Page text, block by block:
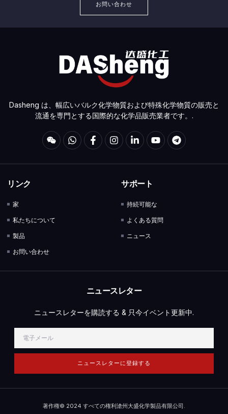
お問い合わせ
Dasheng は、幅広いバルク化学物質および特殊化学物質の販売と
流通を専門とする国際的な化学品販売業者です。.
リンク
家
私たちについて
製品
お問い合わせ
サポート
持続可能な
よくある質問
ニュース
ニュースレター
ニュースレターを購読する & 只今イベント更新中.
ニュースレターに登録する
著作権© 2024 すべての権利滄州大盛化学製品有限公司.